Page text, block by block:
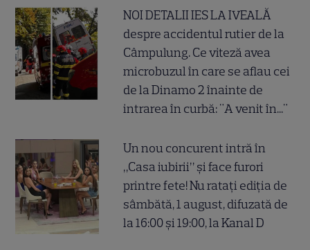
NOI DETALII IES LA IVEALĂ
despre accidentul rutier de la
Câmpulung. Ce viteză avea
microbuzul în care se aflau cei
de la Dinamo 2 înainte de
intrarea în curbă: "A venit în..."
Un nou concurent intră în
„Casa iubirii” și face furori
printre fete! Nu ratați ediția de
sâmbătă, 1 august, difuzată de
la 16:00 și 19:00, la Kanal D